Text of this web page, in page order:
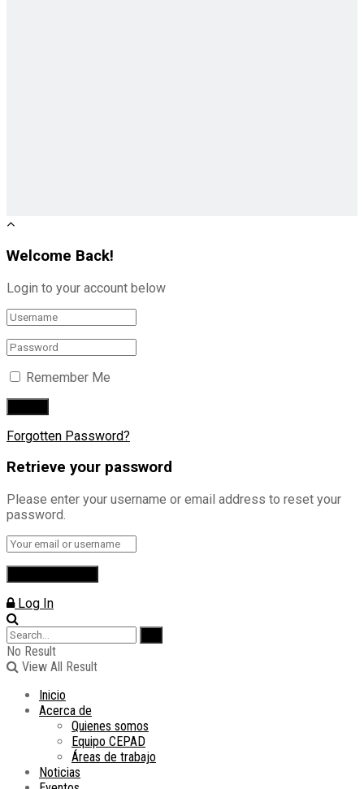
Welcome Back!
Login to your account below
Remember Me
Forgotten Password?
Retrieve your password
Please enter your username or email address to reset your
password.
Log In
No Result
View All Result
Inicio
Acerca de
Quienes somos
Equipo CEPAD
Áreas de trabajo
Noticias